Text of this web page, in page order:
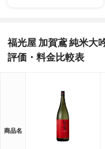
福光屋 加賀鳶 純米大
評価・料金比較表
商品名